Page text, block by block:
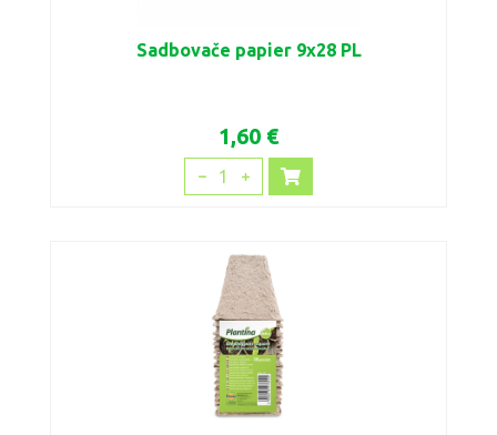
Sadbovače papier 9x28 PL
1,60 €
1